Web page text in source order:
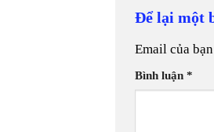
Để lại một
Email của
Bình luận *